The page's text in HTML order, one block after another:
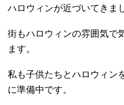
ハロウィンが近づいてきま
街もハロウィンの雰囲気で
ます。
私も子供たちとハロウィン
に準備中です。